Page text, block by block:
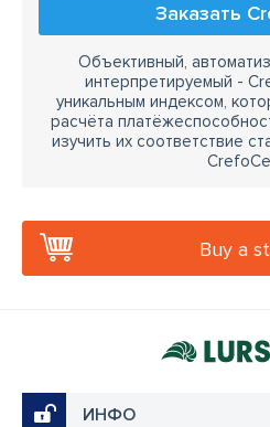
Заказать
Объективный,
интерпретируемый -
уникальным индексом,
расчёта
изучить их соответствие
Buy a
ИНФО